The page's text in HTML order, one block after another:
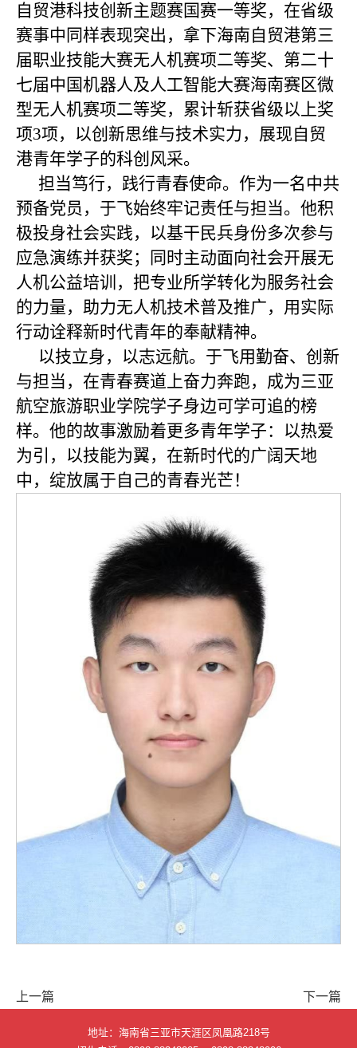
自贸港科技创新主题赛国赛一等奖，在省级
赛事中同样表现突出，拿下海南自贸港第三
届职业技能大赛无人机赛项二等奖、第二十
七届中国机器人及人工智能大赛海南赛区微
型无人机赛项二等奖，累计斩获省级以上奖
项3项，以创新思维与技术实力，展现自贸
港青年学子的科创风采。
担当笃行，践行青春使命。作为一名中共
预备党员，于飞始终牢记责任与担当。他积
极投身社会实践，以基干民兵身份多次参与
应急演练并获奖；同时主动面向社会开展无
人机公益培训，把专业所学转化为服务社会
的力量，助力无人机技术普及推广，用实际
行动诠释新时代青年的奉献精神。
以技立身，以志远航。于飞用勤奋、创新
与担当，在青春赛道上奋力奔跑，成为三亚
航空旅游职业学院学子身边可学可追的榜
样。他的故事激励着更多青年学子：以热爱
为引，以技能为翼，在新时代的广阔天地
中，绽放属于自己的青春光芒！
上一篇 下一篇
地址：海南省三亚市天涯区凤凰路218号